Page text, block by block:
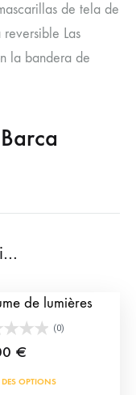
de tela de
Las
la bandera de
de lumières
(0)
€
OPTIONS